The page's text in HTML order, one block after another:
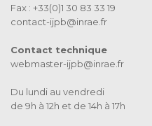
Fax : +33(0)1 30 83 33 19
contact-ijpb@inrae.fr
Contact technique
webmaster-ijpb@inrae.fr
Du lundi au vendredi
de 9h à 12h et de 14h à 17h